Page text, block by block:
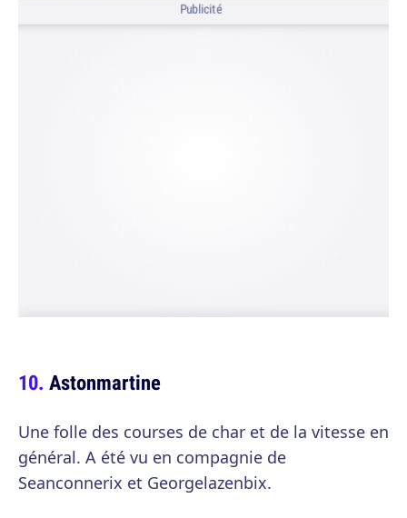
Publicité
Astonmartine
Une folle des courses de char et de la vitesse en
général. A été vu en compagnie de
Seanconnerix et Georgelazenbix.